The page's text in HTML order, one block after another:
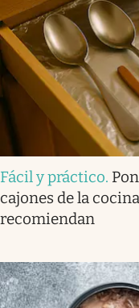
Fácil y práctico.
cajones de la
recomiendan